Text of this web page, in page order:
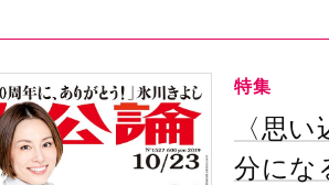
特集
〈思
分にな